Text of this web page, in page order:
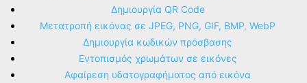
Δημιουργία QR Code
Μετατροπή εικόνας σε JPEG, PNG, GIF, BMP, WebP
Δημιουργία κωδικών πρόσβασης
Εντοπισμός χρωμάτων σε εικόνες
Αφαίρεση υδατογραφήματος από εικόνα